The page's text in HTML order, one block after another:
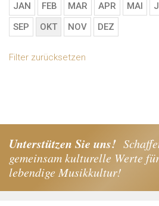
JAN
FEB MAR APR MAI
SEP
OKT NOV DEZ
Filter zurücksetzen
Unterstützen Sie uns!
gemeinsam kulturelle Werte
lebendige Musikkultur!